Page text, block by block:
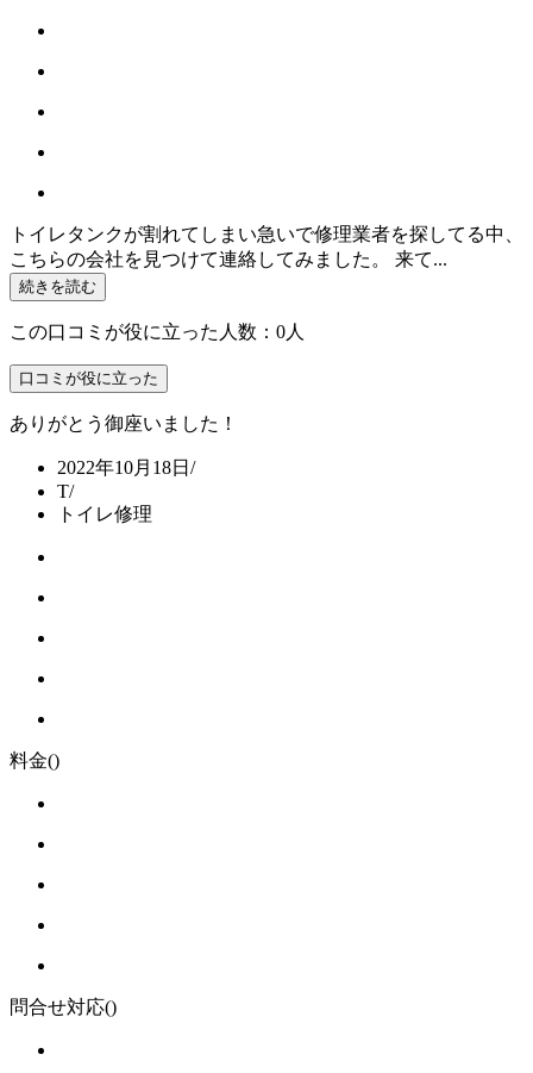
トイレタンクが割れてしまい急いで修理業者を探してる中、
こちらの会社を見つけて連絡してみました。 来て...
続きを読む
この口コミが役に立った人数：0人
口コミが役に立った
ありがとう御座いました！
2022年10月18日 /
T/
トイレ修理
料金()
問合せ対応()